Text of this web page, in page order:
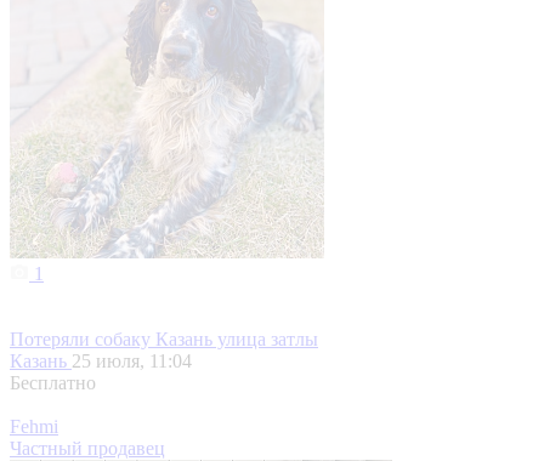
1
Потеряли собаку Казань улица затлы
Казань 25 июля, 11:04
Бесплатно
Fehmi
Частный продавец